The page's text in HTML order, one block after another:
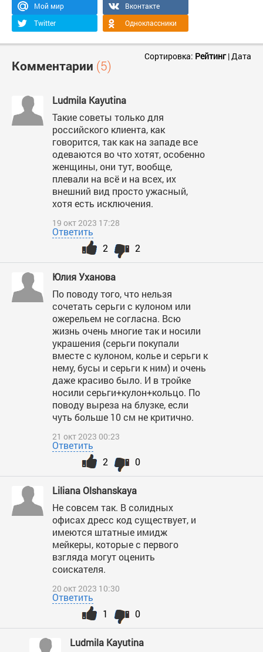
Мой мир
Вконтакте
Twitter
Одноклассники
Комментарии (5)
Сортировка: Рейтинг| Дата
Ludmila Kayutina
Такие советы только для
российского клиента, как
говорится, так как на западе все
одеваются во что хотят, особенно
женщины, они тут, вообще,
плевали на всё и на всех, их
внешний вид просто ужасный,
хотя есть исключения.
19 окт 2023 17:28
Ответить
2
2
Юлия Уханова
По поводу того, что нельзя
сочетать серьги с кулоном или
ожерельем не согласна. Всю
жизнь очень многие так и носили
украшения (серьги покупали
вместе с кулоном, колье и серьги к
нему, бусы и серьги к ним) и очень
даже красиво было. И в тройке
носили серьги+кулон+кольцо. По
поводу выреза на блузке, если
чуть больше 10 см не критично.
21 окт 2023 00:23
Ответить
0
2
Liliana Olshanskaya
Не совсем так. В солидных
офисах дресс код существует, и
имеются штатные имидж
мейкеры, которые с первого
взгляда могут оценить
соискателя.
20 окт 2023 10:30
Ответить
0
1
Ludmila Kayutina